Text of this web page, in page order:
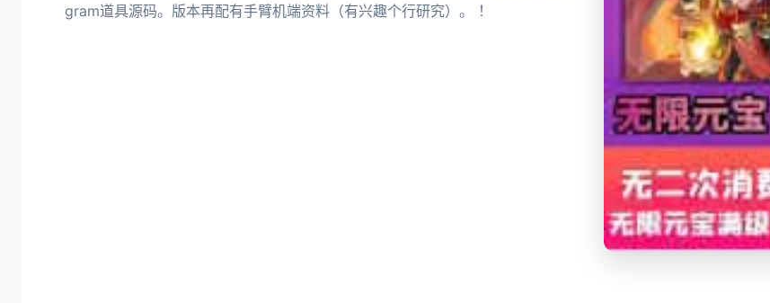
gram道具源码。版本再配有手臂机端资料（有兴趣个行研究）。 ！